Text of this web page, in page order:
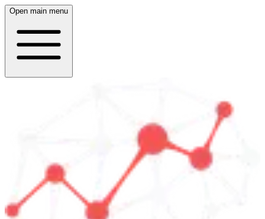
Open main menu